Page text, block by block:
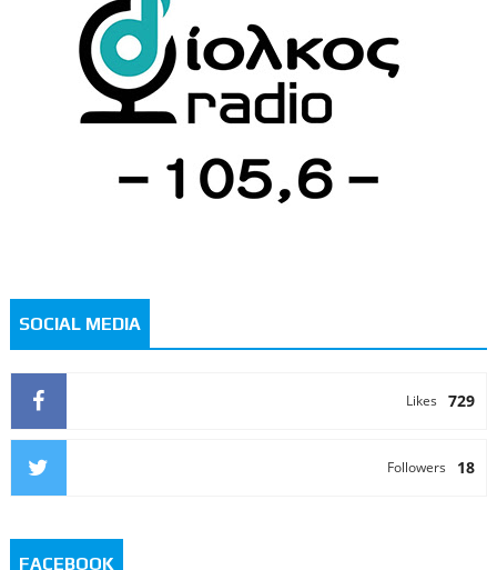
SOCIAL MEDIA
729
Likes
18
Followers
FACEBOOK